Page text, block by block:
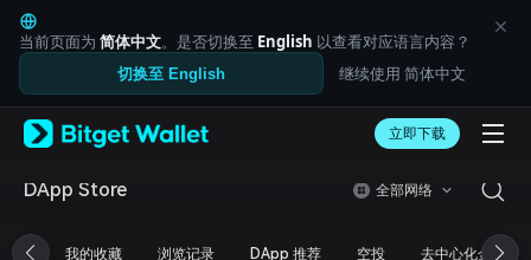
English
日本語
Tiếng Việt
Русский
Español (Latinoamérica)
Türkçe
Français
简体中文
当前页面为 简体中文。是否切换至 English 以查看对应语言内容？
切换至 English 继续使用 简体中文
立即下载
DApp Store 全部网络
我的收藏 浏览记录 DApp 推荐 空投 去中心化金融